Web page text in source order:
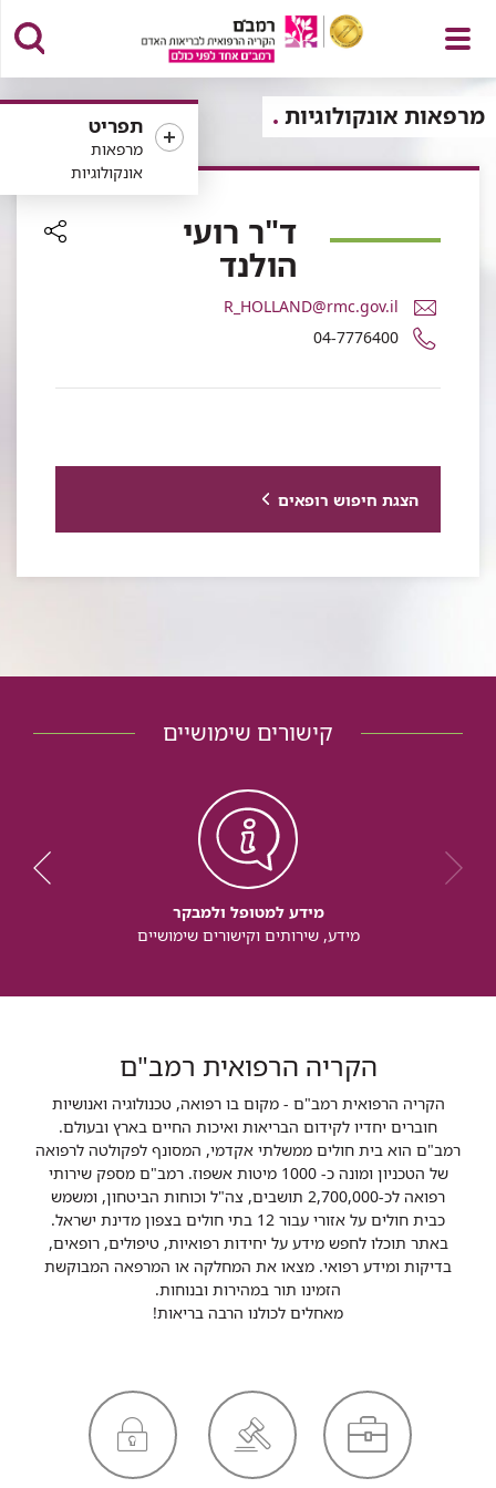
פתח
תפריט
תפריט
מרפאות
אונקולוגיות
מרפאות אונקולוגיות
ד"ר רועי
הולנד
דואר
אלקטרוני
ד"ר
הולנד
R_HOLLAND@rmc.gov.il
מספר
טלפון
04-7776400
הצגת חיפוש רופאים
קישורים שימושיים
מידע למטופל ולמבקר
מידע, שירותים וקישורים שימושיים
הקריה הרפואית רמב"ם
הקריה הרפואית רמב"ם - מקום בו רפואה, טכנולוגיה ואנושיות
חוברים יחדיו לקידום הבריאות ואיכות החיים בארץ ובעולם.
רמב"ם הוא בית חולים ממשלתי אקדמי, המסונף לפקולטה לרפואה
של הטכניון ומונה כ- 1000 מיטות אשפוז. רמב"ם מספק שירותי
רפואה לכ-2,700,000 תושבים, צה"ל וכוחות הביטחון, ומשמש
כבית חולים על אזורי עבור 12 בתי חולים בצפון מדינת ישראל.
באתר תוכלו לחפש מידע על יחידות רפואיות, טיפולים, רופאים,
בדיקות ומידע רפואי. מצאו את המחלקה או המרפאה המבוקשת
הזמינו תור במהירות ובנוחות.
מאחלים לכולנו הרבה בריאות!